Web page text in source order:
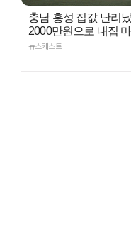
충남 홍성 집값 난리
2000만원으로 내집
뉴스캐스트